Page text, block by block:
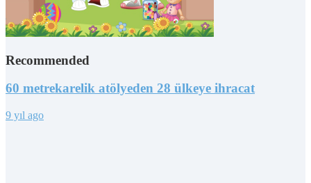
Recommended
60 metrekarelik atölyeden 28 ülkeye ihracat
9 yıl ago